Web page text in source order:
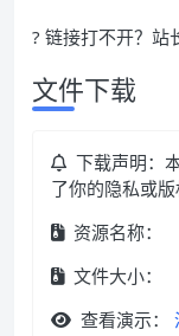
? 链接打不开？站
文件下载
下载声明：
了你的隐私或
资源名称：
文件大小：
查看演示：